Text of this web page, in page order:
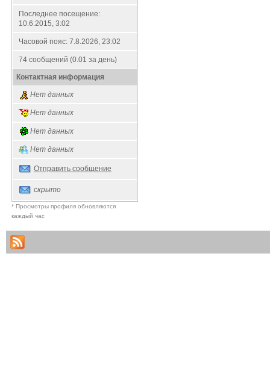
Последнее посещение:
10.6.2015, 3:02
Часовой пояс: 7.8.2026, 23:02
74 сообщений (0.01 за день)
Контактная информация
Нет данных
Нет данных
Нет данных
Нет данных
Отправить сообщение
скрыто
* Просмотры профиля обновляются
каждый час